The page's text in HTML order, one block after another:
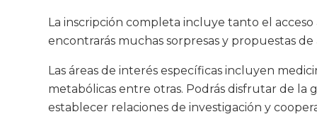
La inscripción completa incluye tanto el
encontrarás muchas sorpresas y propuestas de
Las áreas de interés específicas incluyen
metabólicas entre otras. Podrás disfrutar de la
establecer relaciones de investigación y